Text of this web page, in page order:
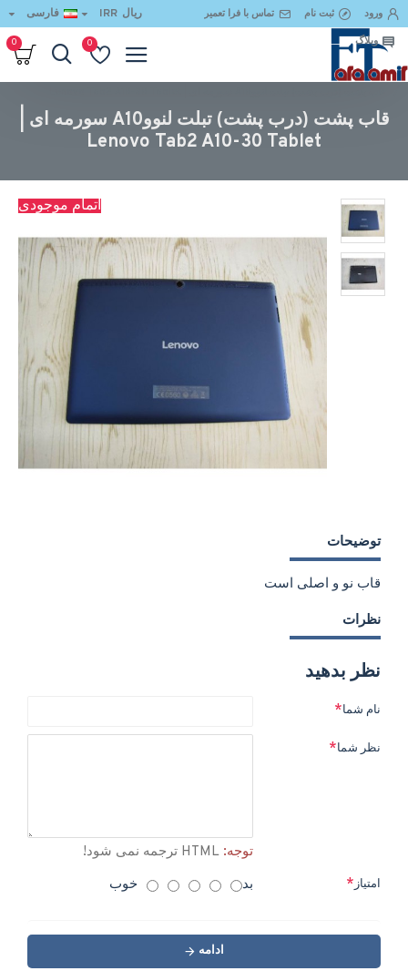
ورود ثبت نام تماس با فرا تعمیر
وبلاگ
ریال IRR فارسی
0
0
قاب پشت (درب پشت) تبلت لنووA10 سورمه ای |
Lenovo Tab2 A10-30 Tablet
اتمام موجودی
توضیحات
قاب نو و اصلی است
نظرات
نظر بدهید
نام شما
نظر شما
توجه:
امتیاز بد خوب
ادامه